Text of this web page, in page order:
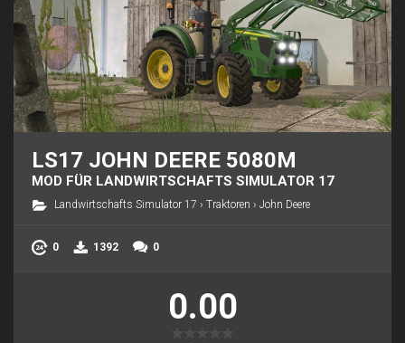
LS17 JOHN DEERE 5080M
MOD FÜR LANDWIRTSCHAFTS SIMULATOR 17
Landwirtschafts Simulator 17 › Traktoren › John Deere
0 1392 0
0.00